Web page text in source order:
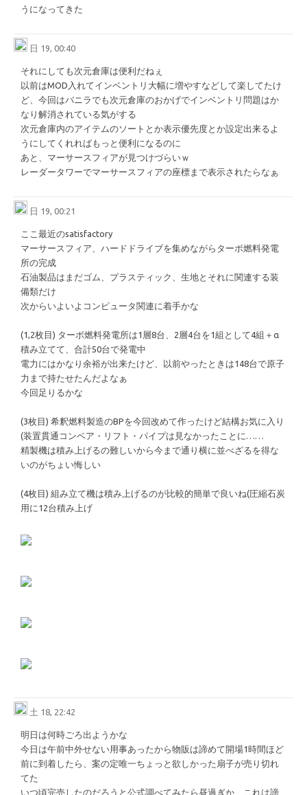
うになってきた
日 19, 00:40
それにしても次元倉庫は便利だねぇ
以前はMOD入れてインベントリ大幅に増やすなどして楽してたけ
ど、今回はバニラでも次元倉庫のおかげでインベントリ問題はか
なり解消されている気がする
次元倉庫内のアイテムのソートとか表示優先度とか設定出来るよ
うにしてくれればもっと便利になるのに
あと、マーサースフィアが見つけづらいｗ
レーダータワーでマーサースフィアの座標まで表示されたらなぁ
日 19, 00:21
ここ最近のsatisfactory
マーサースフィア、ハードドライブを集めながらターボ燃料発電
所の完成
石油製品はまだゴム、プラスティック、生地とそれに関連する装
備類だけ
次からいよいよコンピュータ関連に着手かな
(1,2枚目) ターボ燃料発電所は1層8台、2層4台を1組として4組＋α
積み立てて、合計50台で発電中
電力にはかなり余裕が出来たけど、以前やったときは148台で原子
力まで持たせたんだよなぁ
今回足りるかな
(3枚目) 希釈燃料製造のBPを今回改めて作ったけど結構お気に入り
(装置貫通コンベア・リフト・パイプは見なかったことに……
精製機は積み上げるの難しいから今まで通り横に並べざるを得な
いのがちょい悔しい
(4枚目) 組み立て機は積み上げるのが比較的簡単で良いね(圧縮石炭
用に12台積み上げ
土 18, 22:42
明日は何時ごろ出ようかな
今日は午前中外せない用事あったから物販は諦めて開場1時間ほど
前に到着したら、案の定唯一ちょっと欲しかった扇子が売り切れ
てた
いつ頃完売したのだろうと公式調べてみたら昼過ぎか、これは諦